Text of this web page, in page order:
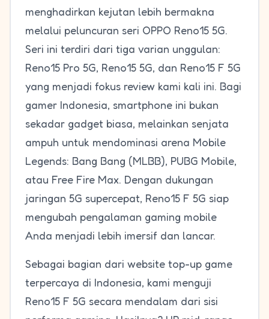
menghadirkan kejutan lebih bermakna
melalui peluncuran seri OPPO Reno15 5G.
Seri ini terdiri dari tiga varian unggulan:
Reno15 Pro 5G, Reno15 5G, dan Reno15 F 5G
yang menjadi fokus review kami kali ini. Bagi
gamer Indonesia, smartphone ini bukan
sekadar gadget biasa, melainkan senjata
ampuh untuk mendominasi arena Mobile
Legends: Bang Bang (MLBB), PUBG Mobile,
atau Free Fire Max. Dengan dukungan
jaringan 5G supercepat, Reno15 F 5G siap
mengubah pengalaman gaming mobile
Anda menjadi lebih imersif dan lancar.
Sebagai bagian dari website top-up game
terpercaya di Indonesia, kami menguji
Reno15 F 5G secara mendalam dari sisi